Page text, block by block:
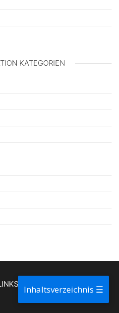
KATEGORIEN
Inhaltsverzeichnis ☰